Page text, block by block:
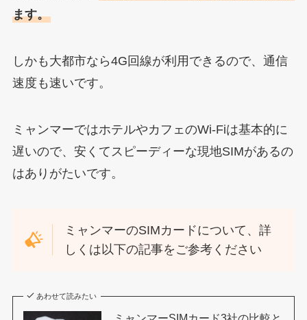
ます。
しかも大都市なら4G回線が利用できるので、通信
速度も速いです。
ミャンマーではホテルやカフェのWi-Fiは基本的に
遅いので、安くてスピーディーな現地SIMがあるの
はありがたいです。
ミャンマーのSIMカードについて、詳
しくは以下の記事をご参考ください
あわせて読みたい